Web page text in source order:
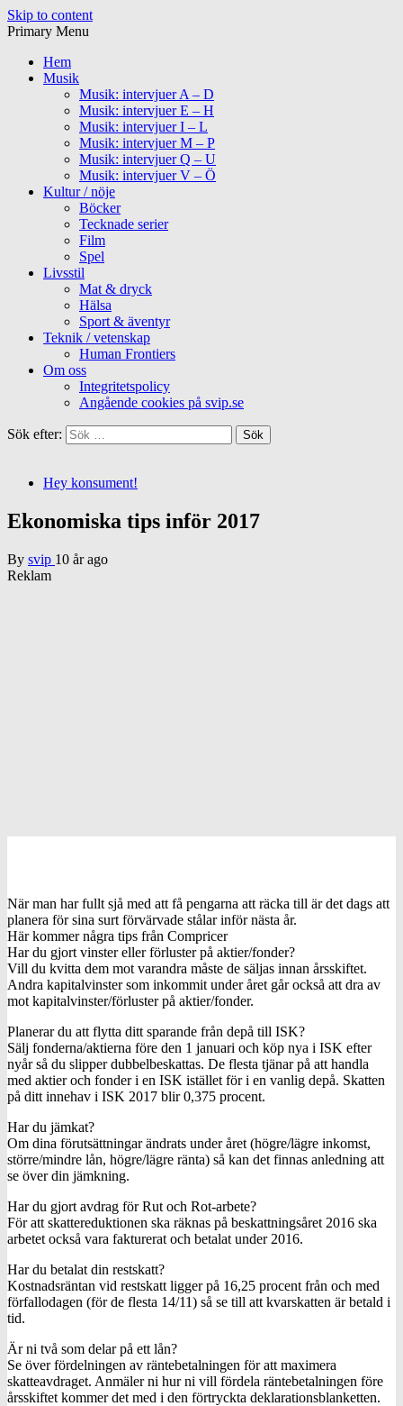
Skip to content
Primary Menu
Hem
Musik
Musik: intervjuer A – D
Musik: intervjuer E – H
Musik: intervjuer I – L
Musik: intervjuer M – P
Musik: intervjuer Q – U
Musik: intervjuer V – Ö
Kultur / nöje
Böcker
Tecknade serier
Film
Spel
Livsstil
Mat & dryck
Hälsa
Sport & äventyr
Teknik / vetenskap
Human Frontiers
Om oss
Integritetspolicy
Angående cookies på svip.se
Sök efter:
Hey konsument!
Ekonomiska tips inför 2017
By svip 10 år ago
Reklam
När man har fullt sjå med att få pengarna att räcka till är det dags att
planera för sina surt förvärvade stålar inför nästa år.
Här kommer några tips från Compricer
Har du gjort vinster eller förluster på aktier/fonder?
Vill du kvitta dem mot varandra måste de säljas innan årsskiftet.
Andra kapitalvinster som inkommit under året går också att dra av
mot kapitalvinster/förluster på aktier/fonder.
Planerar du att flytta ditt sparande från depå till ISK?
Sälj fonderna/aktierna före den 1 januari och köp nya i ISK efter
nyår så du slipper dubbelbeskattas. De flesta tjänar på att handla
med aktier och fonder i en ISK istället för i en vanlig depå. Skatten
på ditt innehav i ISK 2017 blir 0,375 procent.
Har du jämkat?
Om dina förutsättningar ändrats under året (högre/lägre inkomst,
större/mindre lån, högre/lägre ränta) så kan det finnas anledning att
se över din jämkning.
Har du gjort avdrag för Rut och Rot-arbete?
För att skattereduktionen ska räknas på beskattningsåret 2016 ska
arbetet också vara fakturerat och betalat under 2016.
Har du betalat din restskatt?
Kostnadsräntan vid restskatt ligger på 16,25 procent från och med
förfallodagen (för de flesta 14/11) så se till att kvarskatten är betald i
tid.
Är ni två som delar på ett lån?
Se över fördelningen av räntebetalningen för att maximera
skatteavdraget. Anmäler ni hur ni vill fördela räntebetalningen före
årsskiftet kommer det med i den förtryckta deklarationsblanketten.